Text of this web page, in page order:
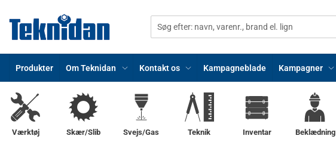
Produkter Om Teknidan Kontakt os Kampagneblade Kampagner
Værktøj Skær/Slib Svejs/Gas Teknik Inventar Beklædning